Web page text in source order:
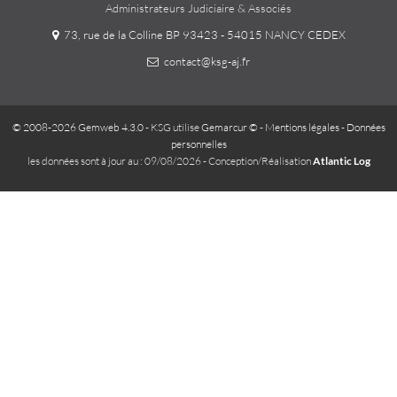
Administrateurs Judiciaire & Associés
73, rue de la Colline BP 93423 - 54015 NANCY CEDEX
contact@ksg-aj.fr
© 2008-2026 Gemweb 4.3.0- KSG utiliseGemarcur © - Mentions légales- Données
personnelles
les données sont à jour au : 09/08/2026 - Conception/RéalisationAtlantic Log